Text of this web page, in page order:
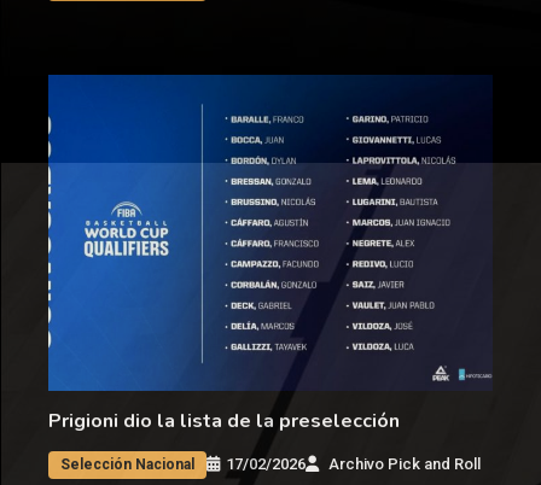
Prigioni dio la lista de la preselección
Selección Nacional 17/02/2026 Archivo Pick and Roll